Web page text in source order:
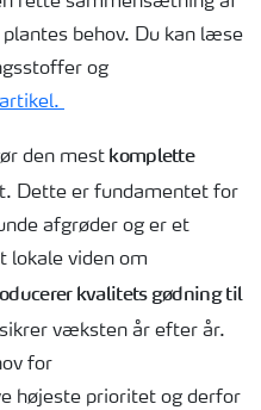
behov. Du kan læse
og
den mest komplette
Dette er fundamentet for
afgrøder og er et
lokale viden om
kvalitets gødning til
væksten år efter år.
for
højeste prioritet og derfor